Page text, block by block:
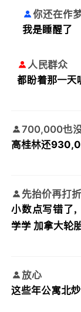
你还在作
我是睡醒了
人民群众
都盼着那一天
700,000也
高桂林还
先抬价再打折
小数点写错了
学学 加拿大轮
放心
这些年公寓北